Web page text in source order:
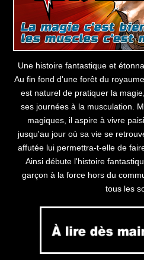
Une histoire fantastique et
Au fin fond d'une forêt du
est naturel de pratiquer la
ses journées à la musculation.
magiques, il aspire à vivre
jusqu'au jour où sa vie se
affutée lui permettra-t-elle de
Ainsi débute l'histoire
garçon à la force hors du
tous les